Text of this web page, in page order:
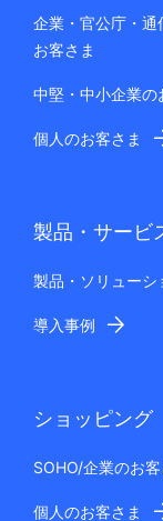
企業・官公庁・通
お客さま
中堅・中小企業の
個人のお客さま
製品・サービ
製品・ソリューシ
導入事例
ショッピング
SOHO/企業のお客
個人のお客さま